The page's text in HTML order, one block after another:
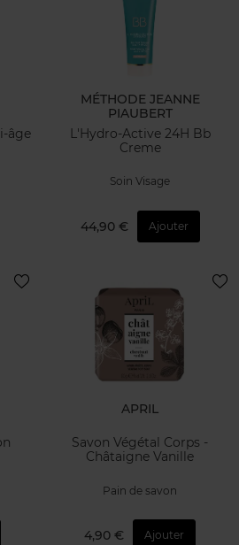
âge
MÉTHODE JEANNE
PIAUBERT
L'Hydro-Active 24H Bb
Creme
Soin Visage
44,90 € Ajouter
APRIL
Savon Végétal Corps -
Châtaigne Vanille
Pain de savon
4,90 € Ajouter